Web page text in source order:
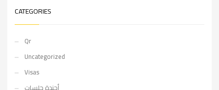
CATEGORIES
Qr
Uncategorized
Visas